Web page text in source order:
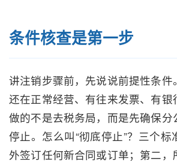
条件核查是第一步
讲注销步骤前，先说说前提性条件
还在正常经营、有往来发票、有银
做的不是去税务局，而是先确保分
停止。怎么叫“彻底停止”？三个
外签订任何新合同或订单；第二，